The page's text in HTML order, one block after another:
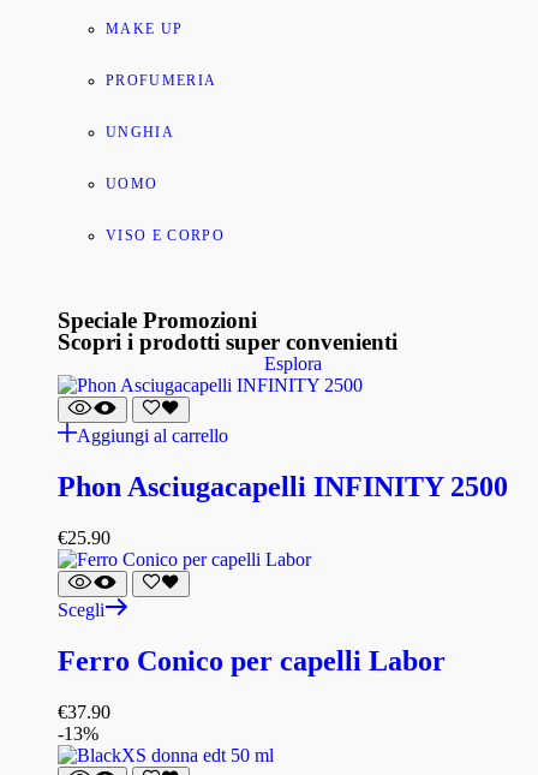
MAKE UP
PROFUMERIA
UNGHIA
UOMO
VISO E CORPO
Speciale Promozioni
Scopri i prodotti super convenienti
Esplora
Aggiungi al carrello
Phon Asciugacapelli INFINITY 2500
€25.90
Scegli
Ferro Conico per capelli Labor
€37.90
-13%